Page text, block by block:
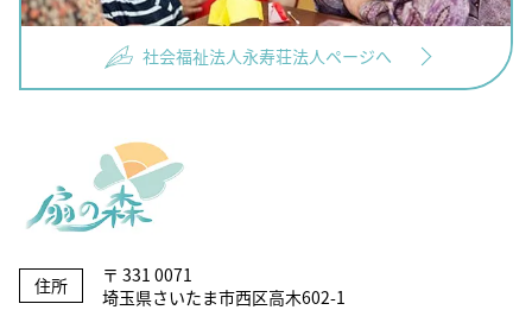
社会福祉法人永寿荘法人ページへ
住所
〒 331 0071
埼玉県さいたま市西区高木602-1